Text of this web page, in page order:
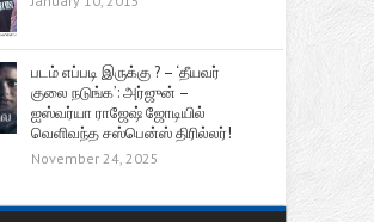
படம் எப்படி இருக்கு ? – ‘தீயவர்
குலை நடுங்க’: அர்ஜுன் –
ஐஸ்வர்யா ராஜேஷ் ஜோடியில்
வெளிவந்த சஸ்பென்ஸ் திரில்லர்!
November 24, 2025